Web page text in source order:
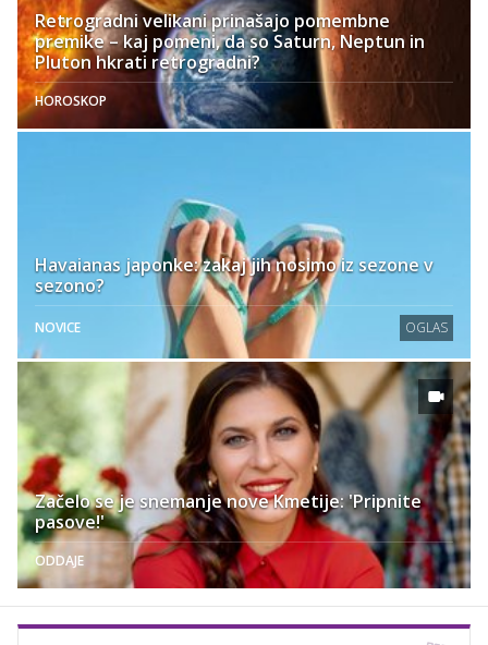
Retrogradni velikani prinašajo pomembne
premike – kaj pomeni, da so Saturn, Neptun in
Pluton hkrati retrogradni?
HOROSKOP
Havaianas japonke: zakaj jih nosimo iz sezone v
sezono?
NOVICE OGLAS
Začelo se je snemanje nove Kmetije: 'Pripnite
pasove!'
ODDAJE